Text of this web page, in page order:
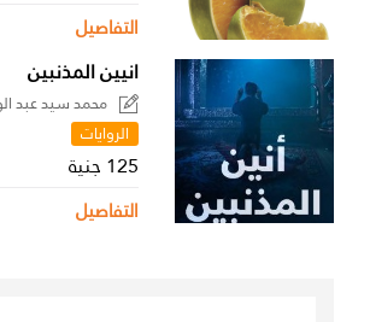
التفاصيل
انيين المذنبين
محمد سيد عبد
الروايات
125 جنية
التفاصيل